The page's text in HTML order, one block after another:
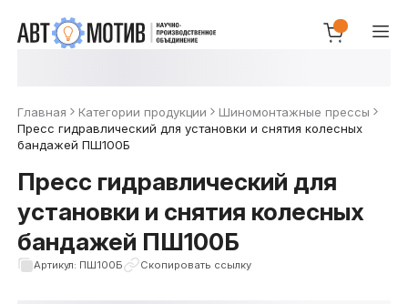
Главная Категории продукции
Шиномонтажные прессы
Пресс гидравлический для установки и снятия колесных
бандажей ПШ100Б
Пресс гидравлический для
установки и снятия колесных
бандажей ПШ100Б
Артикул: ПШ100Б Скопировать ссылку